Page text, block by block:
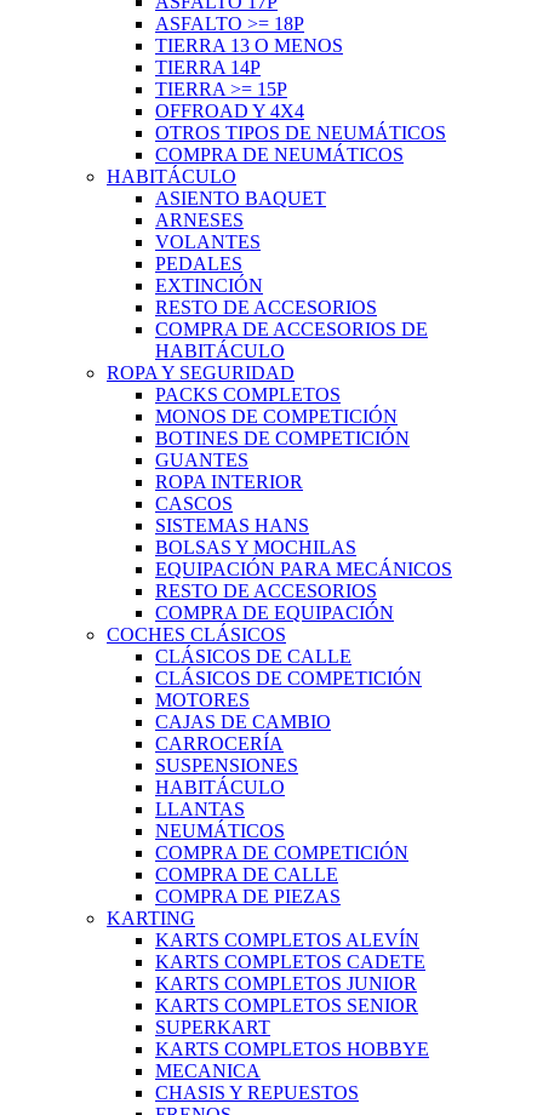
ASFALTO >= 18P
TIERRA 13 O MENOS
TIERRA 14P
TIERRA >= 15P
OFFROAD Y 4X4
OTROS TIPOS DE NEUMÁTICOS
COMPRA DE NEUMÁTICOS
HABITÁCULO
ASIENTO BAQUET
ARNESES
VOLANTES
PEDALES
EXTINCIÓN
RESTO DE ACCESORIOS
COMPRA DE ACCESORIOS DE
HABITÁCULO
ROPA Y SEGURIDAD
PACKS COMPLETOS
MONOS DE COMPETICIÓN
BOTINES DE COMPETICIÓN
GUANTES
ROPA INTERIOR
CASCOS
SISTEMAS HANS
BOLSAS Y MOCHILAS
EQUIPACIÓN PARA MECÁNICOS
RESTO DE ACCESORIOS
COMPRA DE EQUIPACIÓN
COCHES CLÁSICOS
CLÁSICOS DE CALLE
CLÁSICOS DE COMPETICIÓN
MOTORES
CAJAS DE CAMBIO
CARROCERÍA
SUSPENSIONES
HABITÁCULO
LLANTAS
NEUMÁTICOS
COMPRA DE COMPETICIÓN
COMPRA DE CALLE
COMPRA DE PIEZAS
KARTING
KARTS COMPLETOS ALEVÍN
KARTS COMPLETOS CADETE
KARTS COMPLETOS JUNIOR
KARTS COMPLETOS SENIOR
SUPERKART
KARTS COMPLETOS HOBBYE
MECANICA
CHASIS Y REPUESTOS